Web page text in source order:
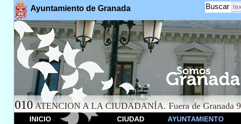
Ayuntamiento de Granada Buscar
010 ATENCION A LA CIUDADANÍA. Fuera de Granada
INICIO CIUDAD AYUNTAMIENTO